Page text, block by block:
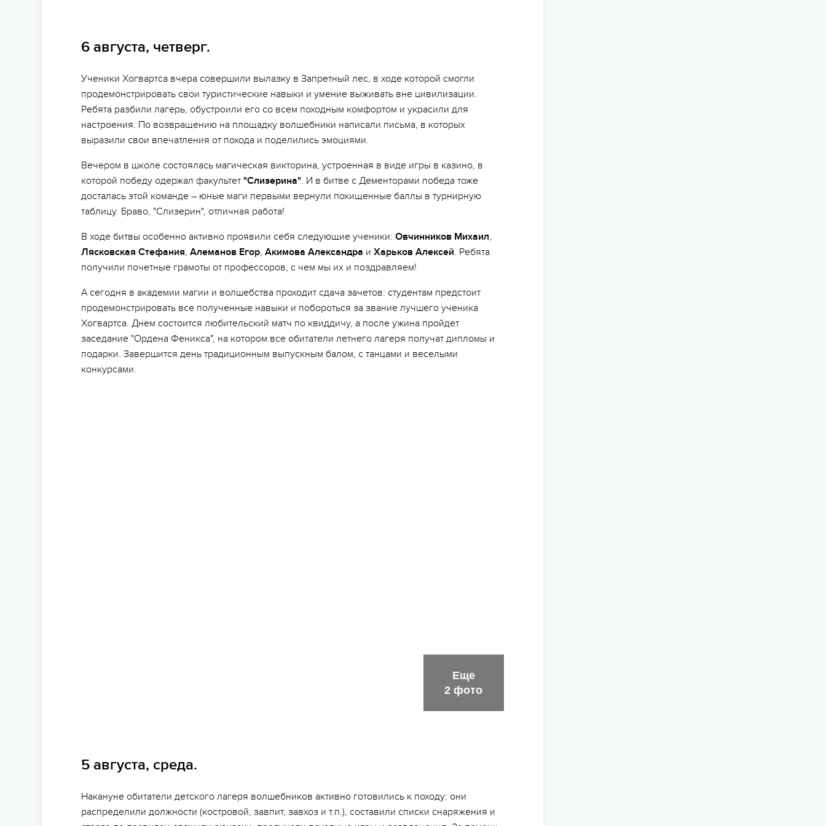
6 августа, четверг.
Ученики Хогвартса вчера совершили вылазку в Запретный лес, в ходе которой смогли
продемонстрировать свои туристические навыки и умение выживать вне цивилизации.
Ребята разбили лагерь, обустроили его со всем походным комфортом и украсили для
настроения. По возвращению на площадку волшебники написали письма, в которых
выразили свои впечатления от похода и поделились эмоциями.
Вечером в школе состоялась магическая викторина, устроенная в виде игры в казино, в
которой победу одержал факультет "Слизерина". И в битве с Дементорами победа тоже
досталась этой команде – юные маги первыми вернули похищенные баллы в турнирную
таблицу. Браво, "Слизерин", отличная работа!
В ходе битвы особенно активно проявили себя следующие ученики: Овчинников Михаил,
Лясковская Стефания, Алеманов Егор, Акимова Александра и Харьков Алексей. Ребята
получили почетные грамоты от профессоров, с чем мы их и поздравляем!
А сегодня в академии магии и волшебства проходит сдача зачетов: студентам предстоит
продемонстрировать все полученные навыки и побороться за звание лучшего ученика
Хогвартса. Днем состоится любительский матч по квиддичу, а после ужина пройдет
заседание "Ордена Феникса", на котором все обитатели летнего лагеря получат дипломы и
подарки. Завершится день традиционным выпускным балом, с танцами и веселыми
конкурсами.
Еще
2 фото
5 августа, среда.
Накануне обитатели детского лагеря волшебников активно готовились к походу: они
распределили должности (костровой, завпит, завхоз и т.п.), составили списки снаряжения и